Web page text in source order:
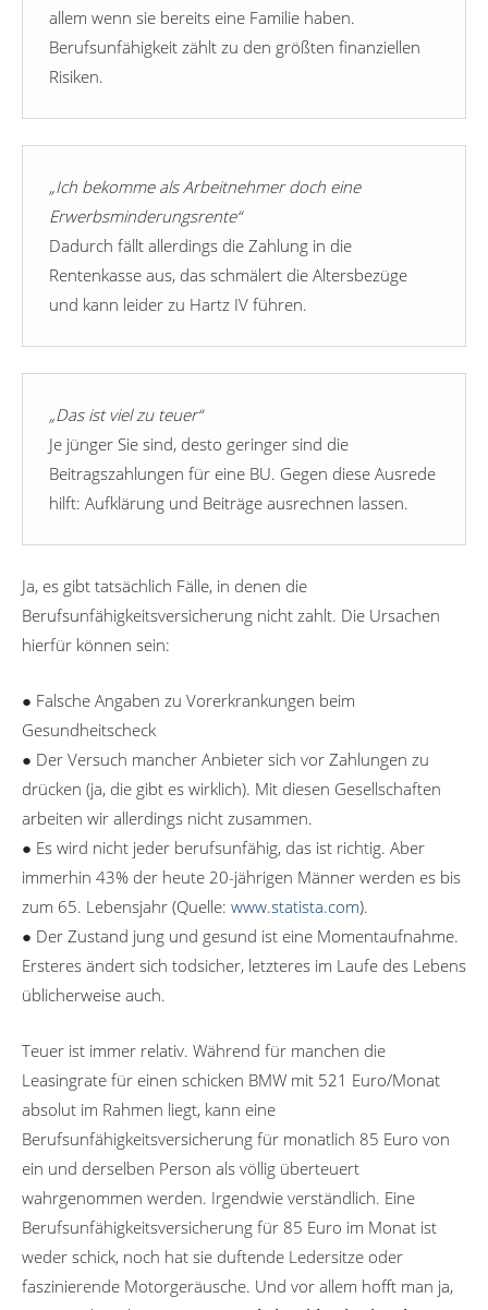
allem wenn sie bereits eine Familie haben.
Berufsunfähigkeit zählt zu den größten finanziellen
Risiken.
„Ich bekomme als Arbeitnehmer doch eine
Erwerbsminderungsrente“
Dadurch fällt allerdings die Zahlung in die
Rentenkasse aus, das schmälert die Altersbezüge
und kann leider zu Hartz IV führen.
„Das ist viel zu teuer“
Je jünger Sie sind, desto geringer sind die
Beitragszahlungen für eine BU. Gegen diese Ausrede
hilft: Aufklärung und Beiträge ausrechnen lassen.
Ja, es gibt tatsächlich Fälle, in denen die
Berufsunfähigkeitsversicherung nicht zahlt. Die Ursachen
hierfür können sein:
● Falsche Angaben zu Vorerkrankungen beim
Gesundheitscheck
● Der Versuch mancher Anbieter sich vor Zahlungen zu
drücken (ja, die gibt es wirklich). Mit diesen Gesellschaften
arbeiten wir allerdings nicht zusammen.
● Es wird nicht jeder berufsunfähig, das ist richtig. Aber
immerhin 43% der heute 20-jährigen Männer werden es bis
zum 65. Lebensjahr (Quelle: www.statista.com).
● Der Zustand jung und gesund ist eine Momentaufnahme.
Ersteres ändert sich todsicher, letzteres im Laufe des Lebens
üblicherweise auch.
Teuer ist immer relativ. Während für manchen die
Leasingrate für einen schicken BMW mit 521 Euro/Monat
absolut im Rahmen liegt, kann eine
Berufsunfähigkeitsversicherung für monatlich 85 Euro von
ein und derselben Person als völlig überteuert
wahrgenommen werden. Irgendwie verständlich. Eine
Berufsunfähigkeitsversicherung für 85 Euro im Monat ist
weder schick, noch hat sie duftende Ledersitze oder
faszinierende Motorgeräusche. Und vor allem hofft man ja,